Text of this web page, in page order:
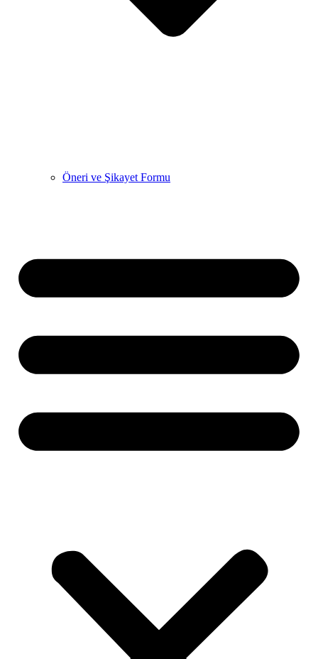
Öneri ve Şikayet Formu